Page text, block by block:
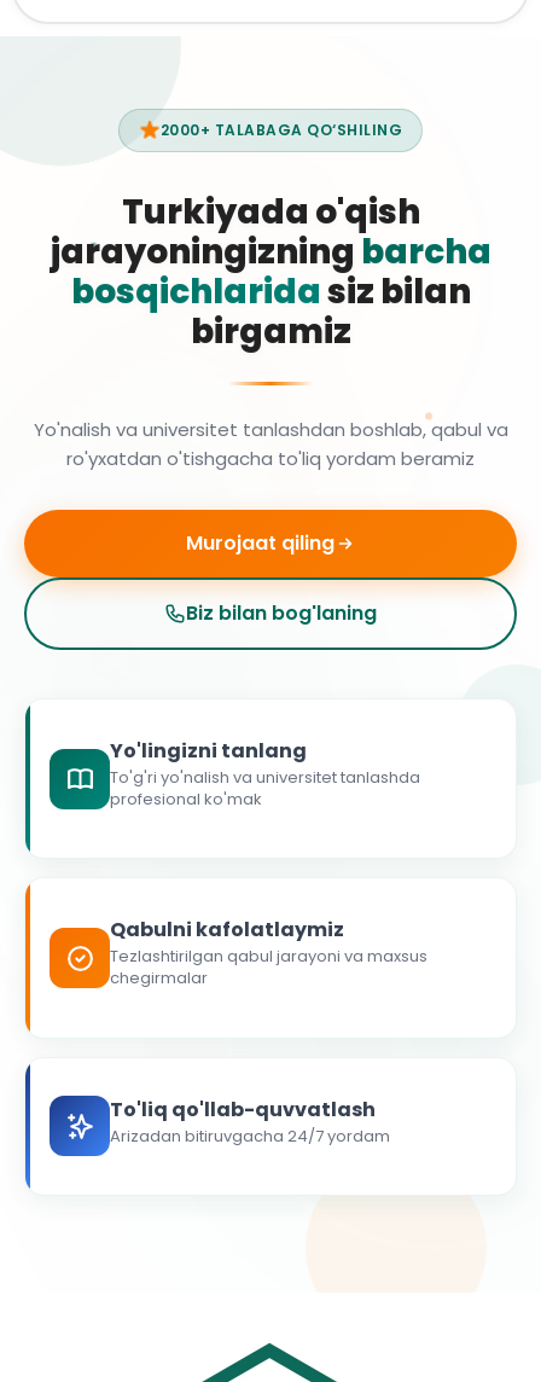
2000+ TALABAGA QO‘SHILING
Turkiyada o'qish
jarayoningizning barcha
bosqichlaridasiz bilan
birgamiz
Yo'nalish va universitet tanlashdan boshlab, qabul va
ro'yxatdan o'tishgacha to'liq yordam beramiz
Murojaat qiling
Biz bilan bog'laning
Yo'lingizni tanlang
To'g'ri yo'nalish va universitet tanlashda
profesional ko'mak
Qabulni kafolatlaymiz
Tezlashtirilgan qabul jarayoni va maxsus
chegirmalar
To'liq qo'llab-quvvatlash
Arizadan bitiruvgacha 24/7 yordam